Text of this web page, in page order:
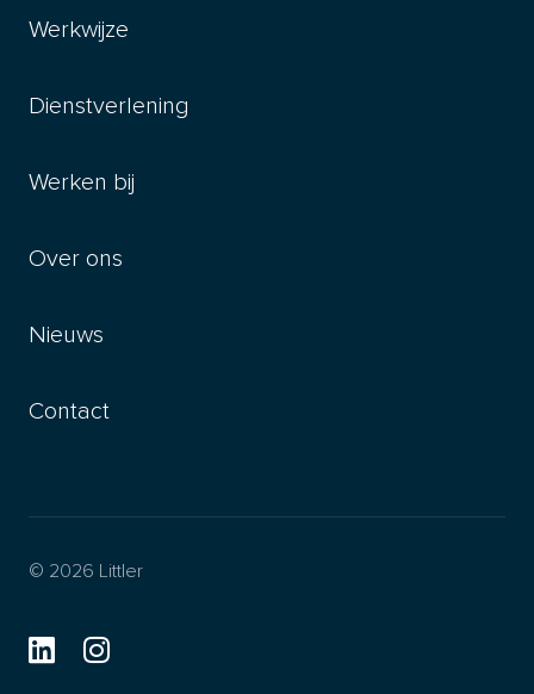
Werkwijze
Dienstverlening
Werken bij
Over ons
Nieuws
Contact
© 2026 Littler